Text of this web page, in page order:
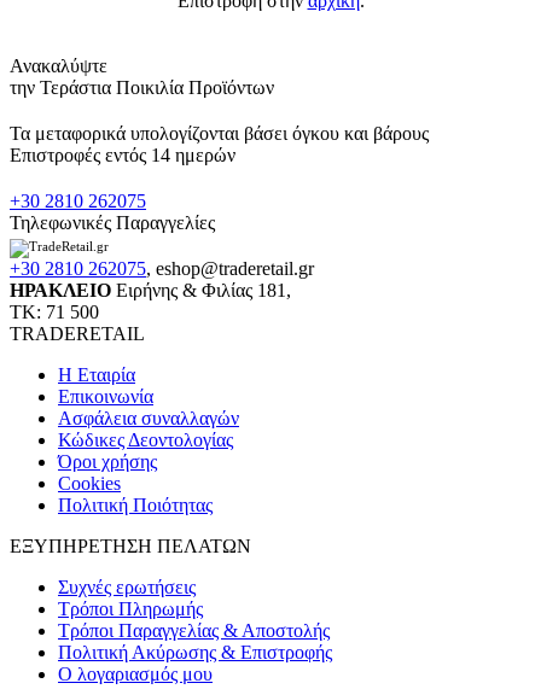
Ανακαλύψτε
την Τεράστια Ποικιλία Προϊόντων
Τα μεταφορικά υπολογίζονται βάσει όγκου και βάρους
Επιστροφές εντός 14 ημερών
+30 2810 262075
Τηλεφωνικές Παραγγελίες
+30 2810 262075, eshop@traderetail.gr
ΗΡΑΚΛΕΙΟ Ειρήνης & Φιλίας 181,
ΤΚ: 71 500
TRADERETAIL
H Εταιρία
Eπικοινωνία
Ασφάλεια συναλλαγών
Κώδικες Δεοντολογίας
Όροι χρήσης
Cookies
Πολιτική Ποιότητας
ΕΞΥΠΗΡΕΤΗΣΗ ΠΕΛΑΤΩΝ
Συχνές ερωτήσεις
Τρόποι Πληρωμής
Τρόποι Παραγγελίας & Αποστολής
Πολιτική Ακύρωσης & Επιστροφής
Ο λογαριασμός μου